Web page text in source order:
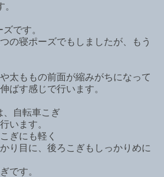
です。
の寝ポーズでもしましたが、もう
太ももの前面が縮みがちになって
ばす感じで行います。
自転車こぎ
います。
ぎにも軽く
り目に、後ろこぎもしっかりめに
です。